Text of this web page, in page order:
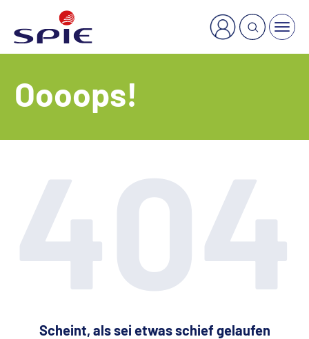
Oooops!
404
Scheint, als sei etwas schief gelaufen